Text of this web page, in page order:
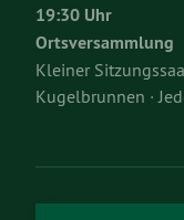
19:30 Uhr
Ortsversammlung
Kleiner
Kugelbrunnen ·